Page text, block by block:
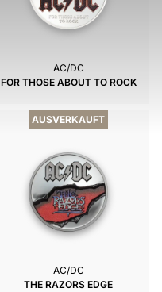
AC/DC
FOR THOSE ABOUT TO ROCK
AUSVERKAUFT
AC/DC
THE RAZORS EDGE